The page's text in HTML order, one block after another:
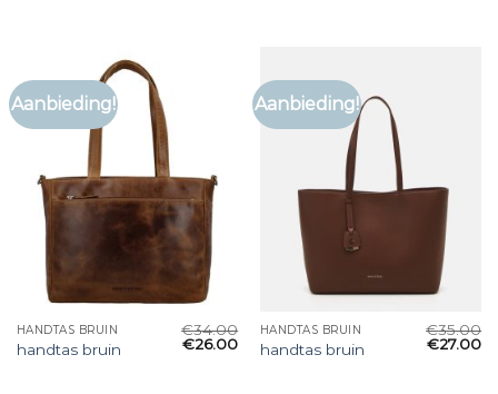
Aanbieding!
HANDTAS BRUIN
handtas bruin
€34.00
€26.00
Aanbieding!
HANDTAS BRUIN
handtas bruin
€35.00
€27.00